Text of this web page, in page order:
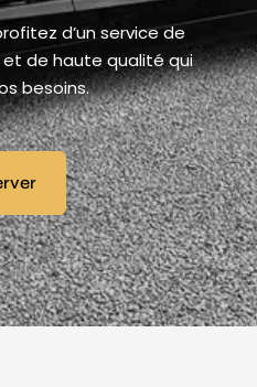
d’un service de
de haute qualité qui
besoins.